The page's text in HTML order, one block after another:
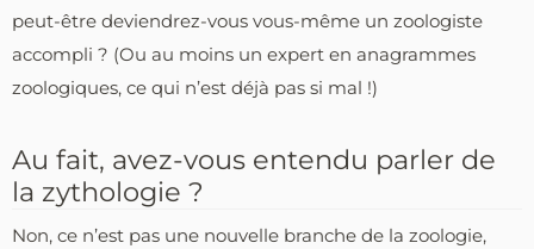
peut-être deviendrez-vous vous-même un zoologiste
accompli ? (Ou au moins un expert en anagrammes
zoologiques, ce qui n’est déjà pas si mal !)
Au fait, avez-vous entendu parler de
la zythologie ?
Non, ce n’est pas une nouvelle branche de la zoologie,